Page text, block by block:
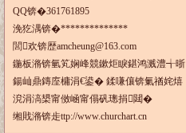
QQ锛�361761895
浼犵湡锛�**************
閭欢锛歴amcheung@163.com
鍦板潃锛氫笂娴峰競鏉炬睙鍖鸿溅澧╅晣
鍚屾鼎鏄庢槦涓€鍙� 鍒嗛儴锛氭禉姹熺
渷涓滈槼甯傚崡甯傝矾璁捐閮�
缃戝潃锛歨ttp://www.churchart.cn